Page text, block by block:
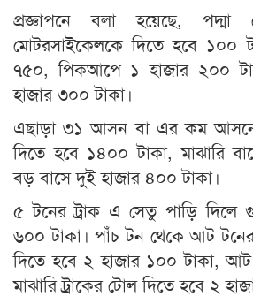
প্রজ্ঞাপনে বলা হয়েছে,
মোটরসাইকেলকে দিতে হবে ১০০
৭৫০, পিকআপে ১ হাজার ২০০
হাজার ৩০০ টাকা।
এছাড়া ৩১ আসন বা এর কম
দিতে হবে ১৪০০ টাকা, মাঝারি
বড় বাসে দুই হাজার ৪০০ টাকা।
৫ টনের ট্রাক এ সেতু পাড়ি দিলে
৬০০ টাকা। পাঁচ টন থেকে আট টনের
দিতে হবে ২ হাজার ১০০ টাকা,
মাঝারি ট্রাকের টোল দিতে হবে ২